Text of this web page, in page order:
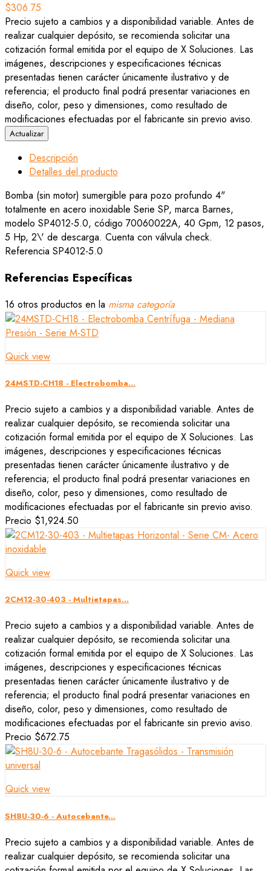
$306.75
Precio sujeto a cambios y a disponibilidad variable. Antes de
realizar cualquier depósito, se recomienda solicitar una
cotización formal emitida por el equipo de X Soluciones. Las
imágenes, descripciones y especificaciones técnicas
presentadas tienen carácter únicamente ilustrativo y de
referencia; el producto final podrá presentar variaciones en
diseño, color, peso y dimensiones, como resultado de
modificaciones efectuadas por el fabricante sin previo aviso.
Descripción
Detalles del producto
Bomba (sin motor) sumergible para pozo profundo 4"
totalmente en acero inoxidable Serie SP, marca Barnes,
modelo SP4012-5.0, código 70060022A, 40 Gpm, 12 pasos,
5 Hp, 2\' de descarga. Cuenta con válvula check.
Referencia SP4012-5.0
Referencias Específicas
16 otros productos en la misma categoría
Quick view
24MSTD-CH18 - Electrobomba...
Precio sujeto a cambios y a disponibilidad variable. Antes de
realizar cualquier depósito, se recomienda solicitar una
cotización formal emitida por el equipo de X Soluciones. Las
imágenes, descripciones y especificaciones técnicas
presentadas tienen carácter únicamente ilustrativo y de
referencia; el producto final podrá presentar variaciones en
diseño, color, peso y dimensiones, como resultado de
modificaciones efectuadas por el fabricante sin previo aviso.
Precio $1,924.50
Quick view
2CM12-30-403 - Multietapas...
Precio sujeto a cambios y a disponibilidad variable. Antes de
realizar cualquier depósito, se recomienda solicitar una
cotización formal emitida por el equipo de X Soluciones. Las
imágenes, descripciones y especificaciones técnicas
presentadas tienen carácter únicamente ilustrativo y de
referencia; el producto final podrá presentar variaciones en
diseño, color, peso y dimensiones, como resultado de
modificaciones efectuadas por el fabricante sin previo aviso.
Precio $672.75
Quick view
SH8U-30-6 - Autocebante...
Precio sujeto a cambios y a disponibilidad variable. Antes de
realizar cualquier depósito, se recomienda solicitar una